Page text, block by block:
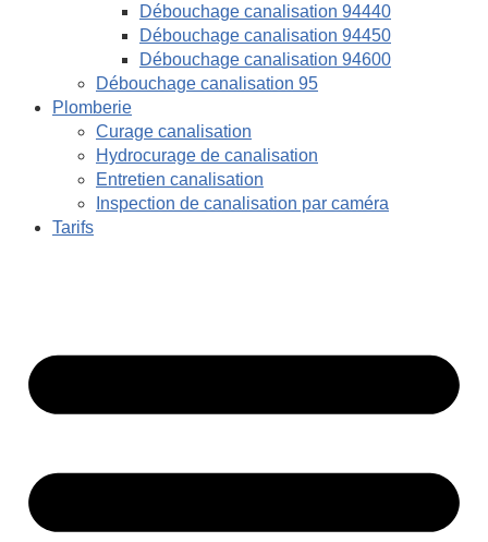
Débouchage canalisation 94440
Débouchage canalisation 94450
Débouchage canalisation 94600
Débouchage canalisation 95
Plomberie
Curage canalisation
Hydrocurage de canalisation
Entretien canalisation
Inspection de canalisation par caméra
Tarifs